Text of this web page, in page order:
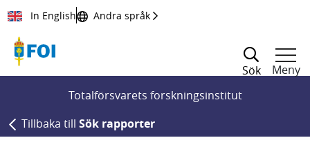
Till innehållet
In English Andra språk
Sök
Meny
Totalförsvarets forskningsinstitut
Tillbaka till Sök rapporter